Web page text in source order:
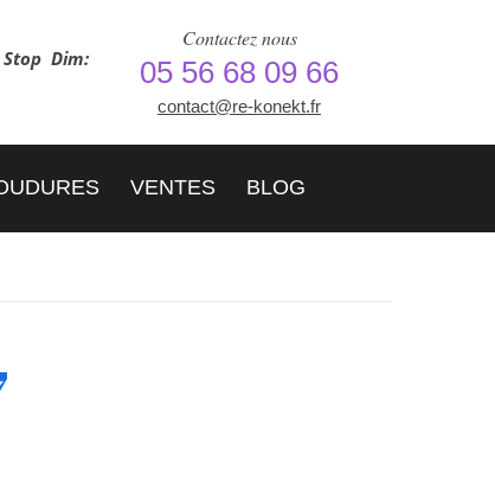
Dim:
Contactez nous
05 56 68 09 66
contact@re-konekt.fr
VENTES BLOG